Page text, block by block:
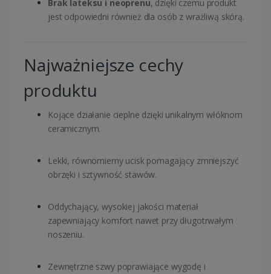
Brak lateksu i neoprenu, dzięki czemu produkt
jest odpowiedni również dla osób z wrażliwą skórą.
Najważniejsze cechy
produktu
Kojące działanie cieplne dzięki unikalnym włóknom
ceramicznym.
Lekki, równomierny ucisk pomagający zmniejszyć
obrzęki i sztywność stawów.
Oddychający, wysokiej jakości materiał
zapewniający komfort nawet przy długotrwałym
noszeniu.
Zewnętrzne szwy poprawiające wygodę i